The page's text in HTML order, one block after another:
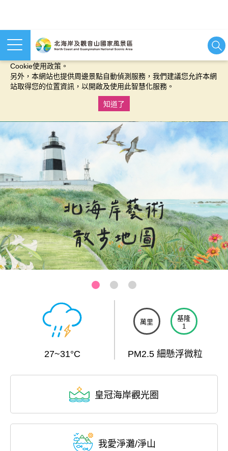
本網站使用cookies等相關技術以持續優化網站服務，並有助於為
您提供更佳的體驗，當您繼續使用本網站即表示您同意我們的
Cookie使用政策。
另外，本網站也提供周邊景點自動偵測服務，我們建議您允許本網
站取得您的位置資訊，以開啟及使用此智慧化服務。
知道了
三芝-芝蘭公園海上觀景平台
27~31°C
萬里
基隆
1
PM2.5 細懸浮微粒
皇冠海岸觀光圈
我愛淨灘/淨山